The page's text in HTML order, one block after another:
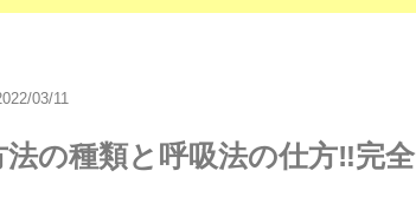
03/11
の種類と呼吸法の仕方‼完全